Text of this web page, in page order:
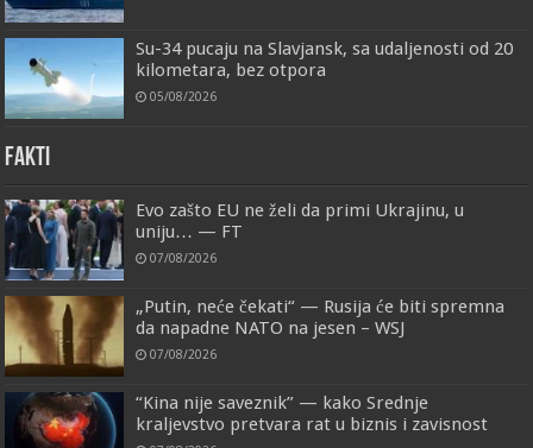
Su-34 pucaju na Slavjansk, sa udaljenosti od 20
kilometara, bez otpora
05/08/2026
FAKTI
Evo zašto EU ne želi da primi Ukrajinu, u
uniju… — FT
07/08/2026
„Putin, neće čekati“ — Rusija će biti spremna
da napadne NATO na jesen – WSJ
07/08/2026
“Kina nije saveznik” — kako Srednje
kraljevstvo pretvara rat u biznis i zavisnost